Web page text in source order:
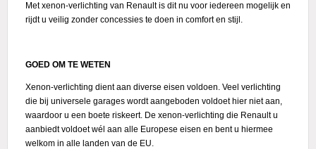
Met xenon-verlichting van Renault is dit nu voor iedereen mogelijk en
rijdt u veilig zonder concessies te doen in comfort en stijl.
GOED OM TE WETEN
Xenon-verlichting dient aan diverse eisen voldoen. Veel verlichting
die bij universele garages wordt aangeboden voldoet hier niet aan,
waardoor u een boete riskeert. De xenon-verlichting die Renault u
aanbiedt voldoet wél aan alle Europese eisen en bent u hiermee
welkom in alle landen van de EU.